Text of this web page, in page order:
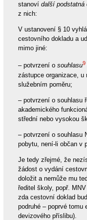
stanoví další podstatná
z nich:
V ustanovení § 10
cestovního dokladu a
mimo jiné:
– potvrzení o souhlasu9
zástupce organizace,
služebním poměru;
– potvrzení o souhlasu
akademického
střední nebo vysokou
– potvrzení o souhlasu
pobytu, není-li občan v
Je tedy zřejmé, že
žádost o vydání
doložit a nemůže mu
ředitel školy, popř.
zda cestovní doklad
podruhé – poprvé
devizového příslibu).